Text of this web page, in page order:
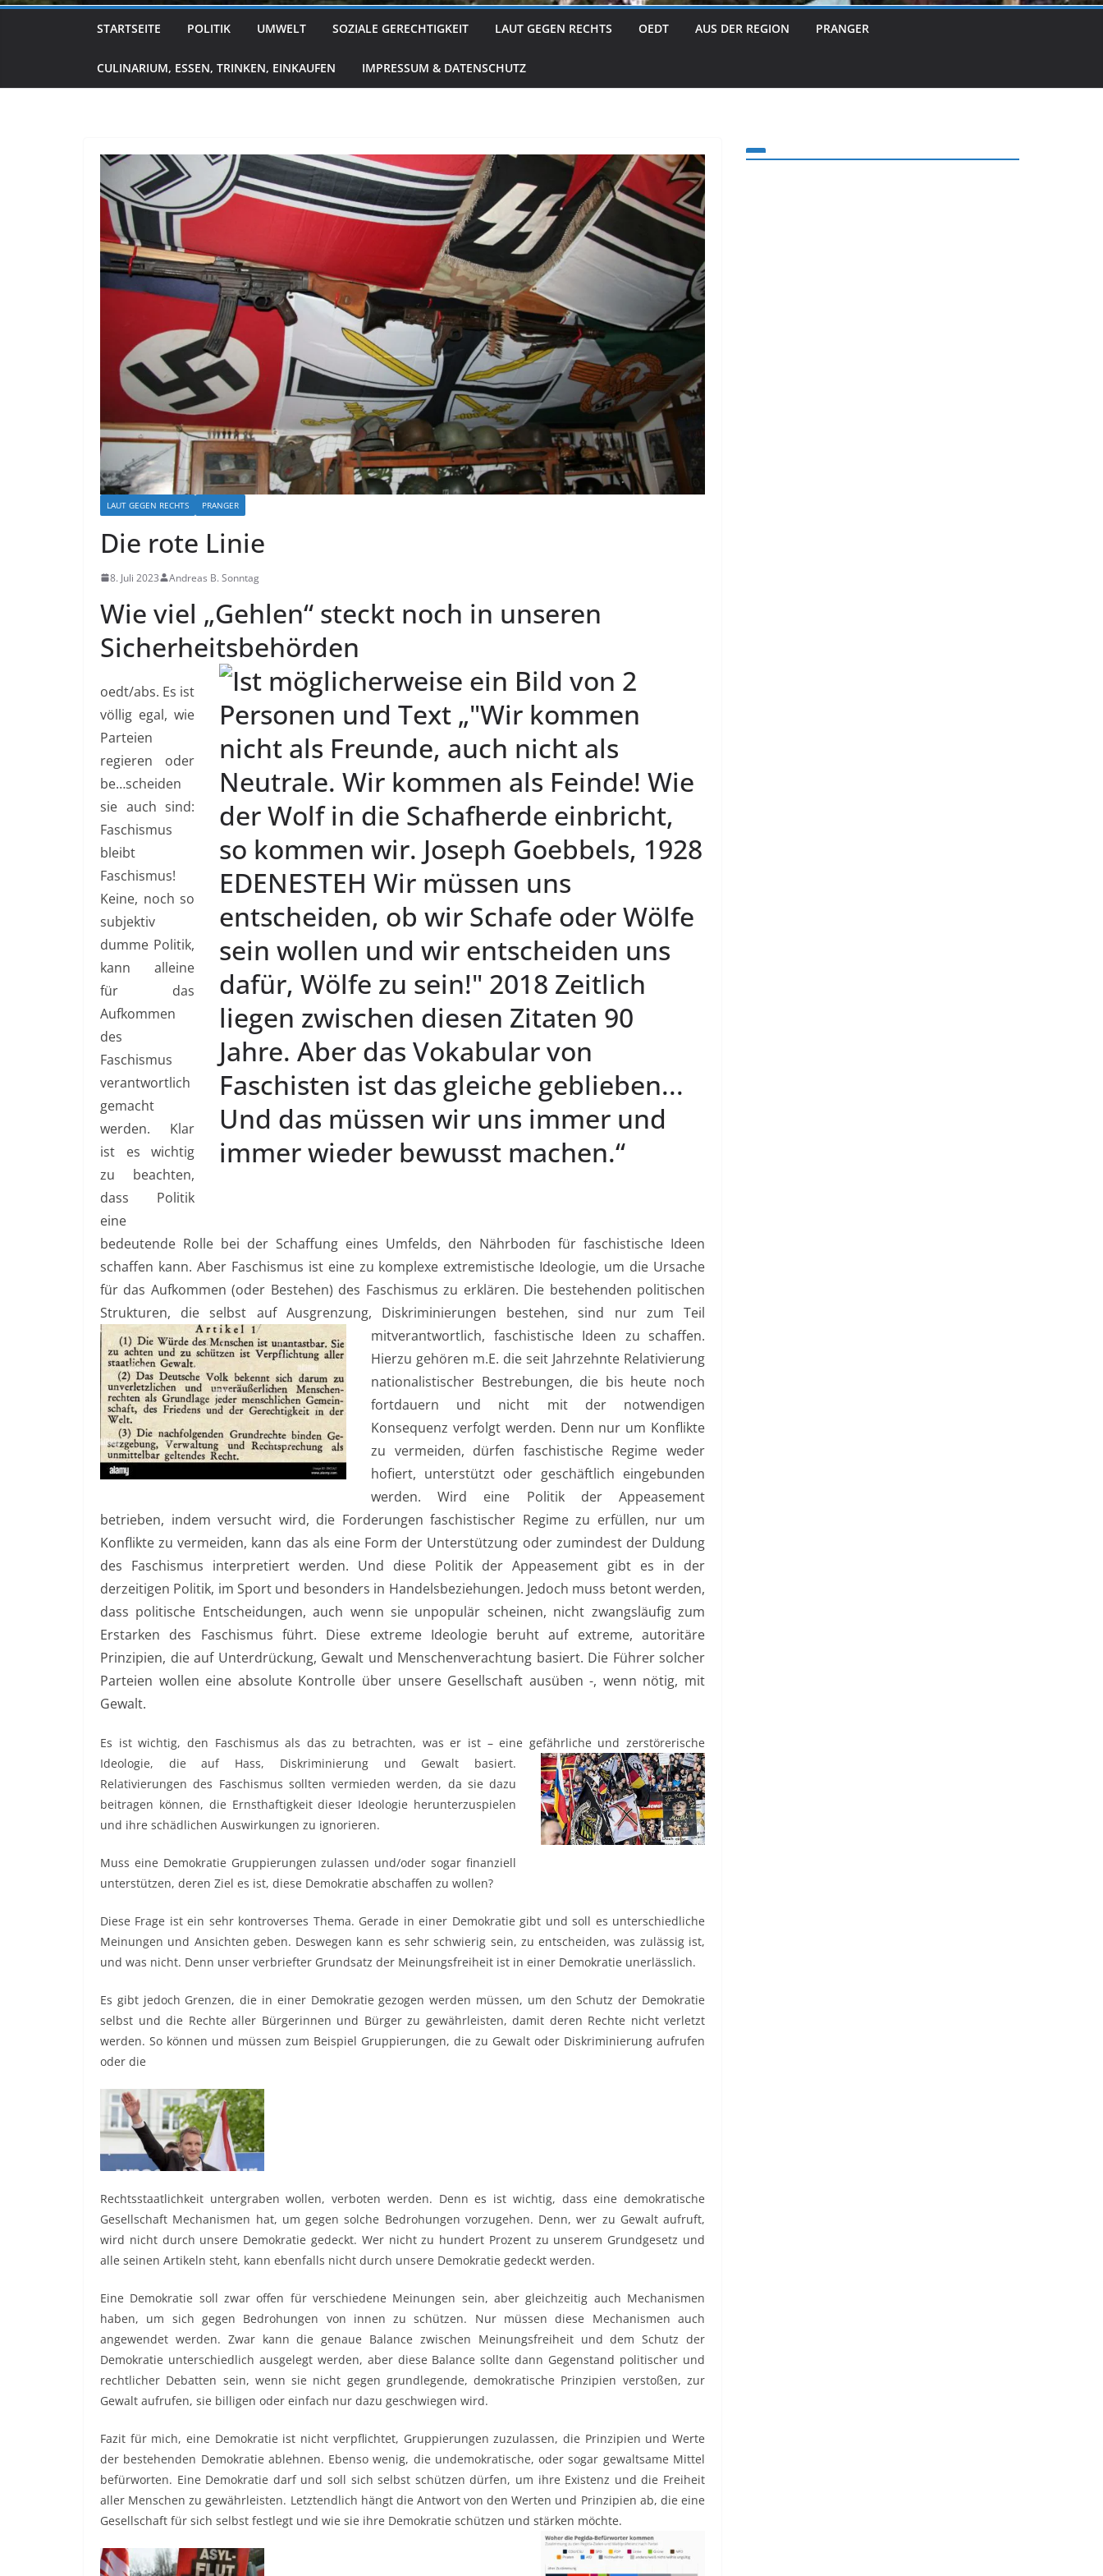
STARTSEITE POLITIK UMWELT SOZIALE GERECHTIGKEIT LAUT GEGEN RECHTS OEDT AUS DER REGION PRANGER
CULINARIUM, ESSEN, TRINKEN, EINKAUFEN IMPRESSUM & DATENSCHUTZ
LAUT GEGEN RECHTS PRANGER
Die rote Linie
8. Juli 2023 Andreas B. Sonntag
Wie viel „Gehlen“ steckt noch in unseren
Sicherheitsbehörden
oedt/abs. Es ist
völlig egal, wie
Parteien
regieren oder
be…scheiden
sie auch sind:
Faschismus
bleibt
Faschismus!
Keine, noch so
subjektiv
dumme Politik,
kann alleine
für das
Aufkommen
des
Faschismus
verantwortlich
gemacht
werden. Klar
ist es wichtig
zu beachten,
dass Politik
eine
bedeutende Rolle bei der Schaffung eines Umfelds, den Nährboden für faschistische Ideen
schaffen kann. Aber Faschismus ist eine zu komplexe extremistische Ideologie, um die Ursache
für das Aufkommen (oder Bestehen) des Faschismus zu erklären. Die bestehenden politischen
Strukturen, die selbst auf Ausgrenzung, Diskriminierungen bestehen, sind nur zum Teil
mitverantwortlich, faschistische Ideen zu schaffen.
Hierzu gehören m.E. die seit Jahrzehnte Relativierung
nationalistischer Bestrebungen, die bis heute noch
fortdauern und nicht mit der notwendigen
Konsequenz verfolgt werden. Denn nur um Konflikte
zu vermeiden, dürfen faschistische Regime weder
hofiert, unterstützt oder geschäftlich eingebunden
werden. Wird eine Politik der Appeasement
betrieben, indem versucht wird, die Forderungen faschistischer Regime zu erfüllen, nur um
Konflikte zu vermeiden, kann das als eine Form der Unterstützung oder zumindest der Duldung
des Faschismus interpretiert werden. Und diese Politik der Appeasement gibt es in der
derzeitigen Politik, im Sport und besonders in Handelsbeziehungen. Jedoch muss betont werden,
dass politische Entscheidungen, auch wenn sie unpopulär scheinen, nicht zwangsläufig zum
Erstarken des Faschismus führt. Diese extreme Ideologie beruht auf extreme, autoritäre
Prinzipien, die auf Unterdrückung, Gewalt und Menschenverachtung basiert. Die Führer solcher
Parteien wollen eine absolute Kontrolle über unsere Gesellschaft ausüben -, wenn nötig, mit
Gewalt.
Es ist wichtig, den Faschismus als das zu betrachten, was er ist – eine gefährliche und zerstörerische
Ideologie, die auf Hass, Diskriminierung und Gewalt basiert.
Relativierungen des Faschismus sollten vermieden werden, da sie dazu
beitragen können, die Ernsthaftigkeit dieser Ideologie herunterzuspielen
und ihre schädlichen Auswirkungen zu ignorieren.
Muss eine Demokratie Gruppierungen zulassen und/oder sogar finanziell
unterstützen, deren Ziel es ist, diese Demokratie abschaffen zu wollen?
Diese Frage ist ein sehr kontroverses Thema. Gerade in einer Demokratie gibt und soll es unterschiedliche
Meinungen und Ansichten geben. Deswegen kann es sehr schwierig sein, zu entscheiden, was zulässig ist,
und was nicht. Denn unser verbriefter Grundsatz der Meinungsfreiheit ist in einer Demokratie unerlässlich.
Es gibt jedoch Grenzen, die in einer Demokratie gezogen werden müssen, um den Schutz der Demokratie
selbst und die Rechte aller Bürgerinnen und Bürger zu gewährleisten, damit deren Rechte nicht verletzt
werden. So können und müssen zum Beispiel Gruppierungen, die zu Gewalt oder Diskriminierung aufrufen
oder die
Rechtsstaatlichkeit untergraben wollen, verboten werden. Denn es ist wichtig, dass eine demokratische
Gesellschaft Mechanismen hat, um gegen solche Bedrohungen vorzugehen. Denn, wer zu Gewalt aufruft,
wird nicht durch unsere Demokratie gedeckt. Wer nicht zu hundert Prozent zu unserem Grundgesetz und
alle seinen Artikeln steht, kann ebenfalls nicht durch unsere Demokratie gedeckt werden.
Eine Demokratie soll zwar offen für verschiedene Meinungen sein, aber gleichzeitig auch Mechanismen
haben, um sich gegen Bedrohungen von innen zu schützen. Nur müssen diese Mechanismen auch
angewendet werden. Zwar kann die genaue Balance zwischen Meinungsfreiheit und dem Schutz der
Demokratie unterschiedlich ausgelegt werden, aber diese Balance sollte dann Gegenstand politischer und
rechtlicher Debatten sein, wenn sie nicht gegen grundlegende, demokratische Prinzipien verstoßen, zur
Gewalt aufrufen, sie billigen oder einfach nur dazu geschwiegen wird.
Fazit für mich, eine Demokratie ist nicht verpflichtet, Gruppierungen zuzulassen, die Prinzipien und Werte
der bestehenden Demokratie ablehnen. Ebenso wenig, die undemokratische, oder sogar gewaltsame Mittel
befürworten. Eine Demokratie darf und soll sich selbst schützen dürfen, um ihre Existenz und die Freiheit
aller Menschen zu gewährleisten. Letztendlich hängt die Antwort von den Werten und Prinzipien ab, die eine
Gesellschaft für sich selbst festlegt und wie sie ihre Demokratie schützen und stärken möchte.